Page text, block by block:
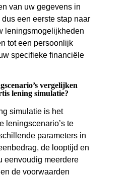
van uw gegevens in
een eerste stap naar
leningsmogelijkheden
tot een persoonlijk
specifieke financiële
vergelijken
lening simulatie?
simulatie is het
leningscenario’s te
parameters in
de looptijd en
eenvoudig meerdere
de voorwaarden